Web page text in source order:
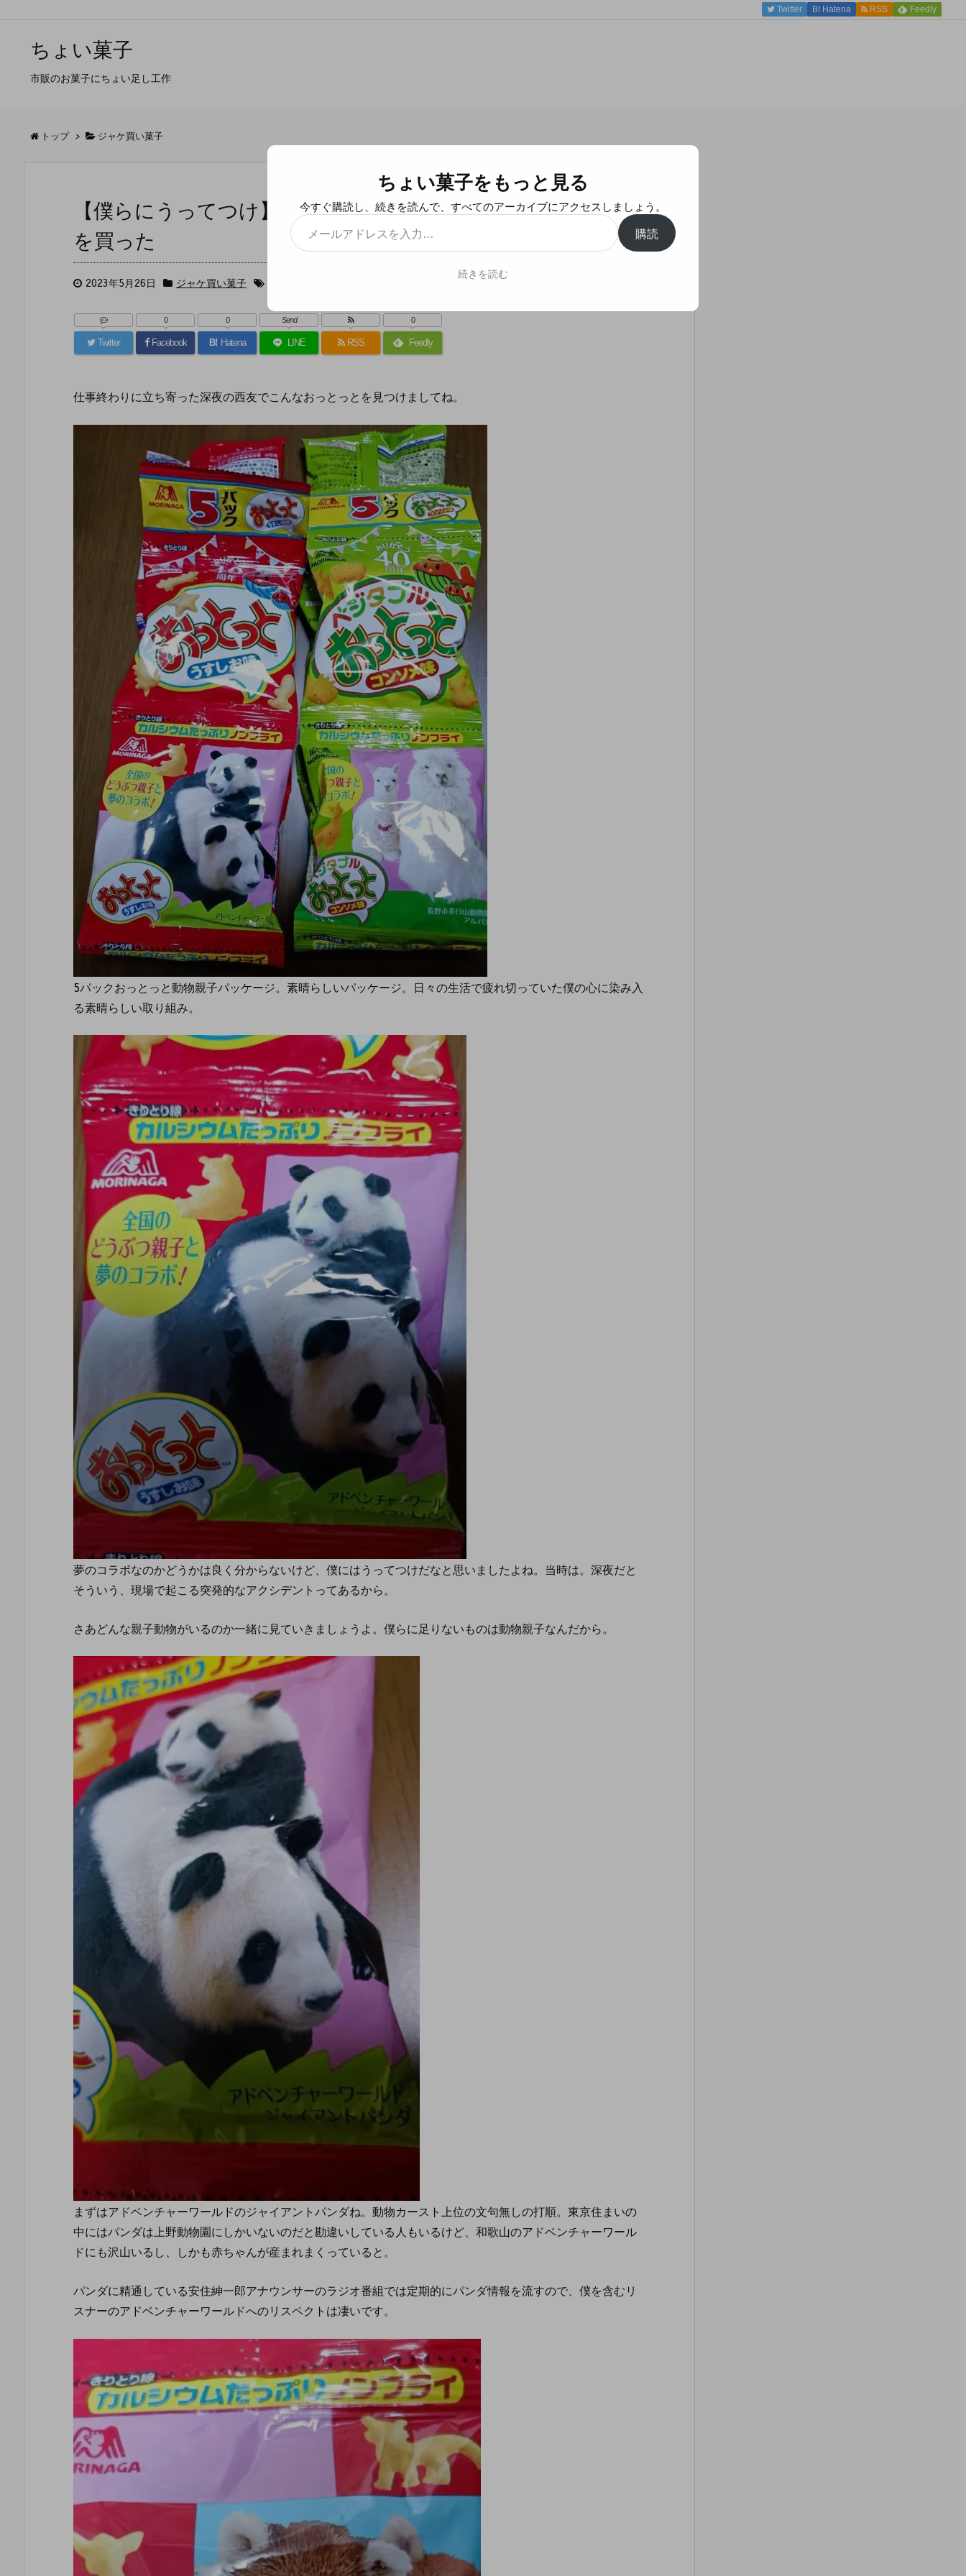
Twitter B! Hatena RSS Feedly
ちょい菓子
市販のお菓子にちょい足し工作
トップ > ジャケ買い菓子
【僕らにうってつけ】おっとっとのどうぶつ親子パッケージ
を買った
2023年5月26日 ジャケ買い菓子
Twitter Facebook
0
B! Hatena
0
LINE
Send
RSS Feedly
0
仕事終わりに立ち寄った深夜の西友でこんなおっとっとを見つけましてね。
5パックおっとっと動物親子パッケージ。素晴らしいパッケージ。日々の生活で疲れ切っていた僕の心に染み入
る素晴らしい取り組み。
夢のコラボなのかどうかは良く分からないけど、僕にはうってつけだなと思いましたよね。当時は。深夜だと
そういう、現場で起こる突発的なアクシデントってあるから。
さあどんな親子動物がいるのか一緒に見ていきましょうよ。僕らに足りないものは動物親子なんだから。
まずはアドベンチャーワールドのジャイアントパンダね。動物カースト上位の文句無しの打順。東京住まいの
中にはパンダは上野動物園にしかいないのだと勘違いしている人もいるけど、和歌山のアドベンチャーワール
ドにも沢山いるし、しかも赤ちゃんが産まれまくっていると。
パンダに精通している安住紳一郎アナウンサーのラジオ番組では定期的にパンダ情報を流すので、僕を含むリ
スナーのアドベンチャーワールドへのリスペクトは凄いです。
ちょい菓子をもっと見る
今すぐ購読し、続きを読んで、すべてのアーカイブにアクセスしましょう。
メ
ー
ル
ス
を
入
力...
購読
続きを読む